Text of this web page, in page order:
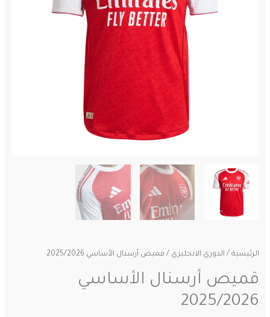
الرئيسية / الدوري الانجليزي / قميص أرسنال الأساسي 2025/2026
قميص أرسنال الأساسي
2025/2026